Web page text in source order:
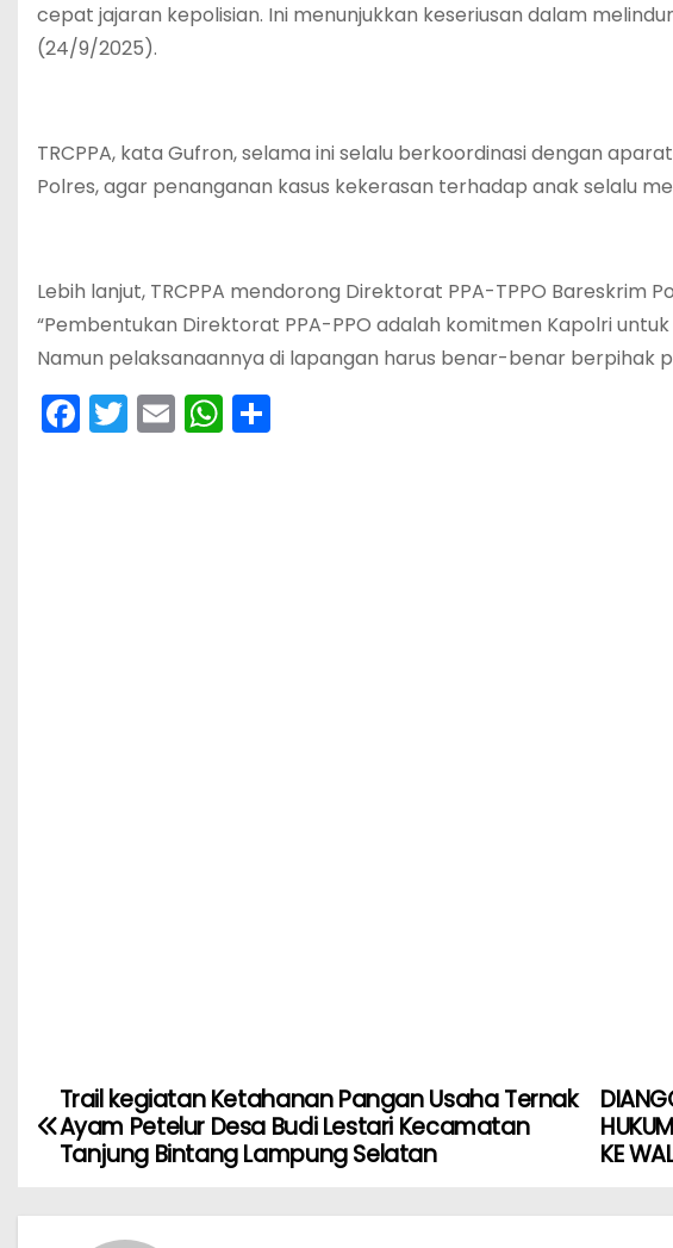
cepat jajaran kepolisian. Ini menunjukkan keseriusan dalam
(24/9/2025).
TRCPPA, kata Gufron, selama ini selalu berkoordinasi dengan
Polres, agar penanganan kasus kekerasan terhadap anak selalu
Lebih lanjut, TRCPPA mendorong Direktorat PPA-TPPO Bareskrim
“Pembentukan Direktorat PPA-PPO adalah komitmen Kapolri
Namun pelaksanaannya di lapangan harus benar-benar berpihak
F
a
T
w
E
m
W
h
KE
Trail kegiatan Ketahanan Pangan Usaha Ternak
Ayam Petelur Desa Budi Lestari Kecamatan
Tanjung Bintang Lampung Selatan